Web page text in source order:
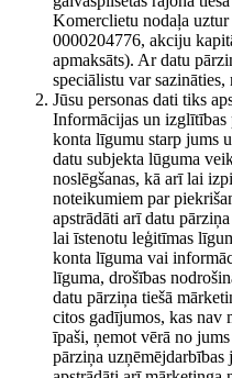
Komerclietu nodaļa
0000204776, akciju
apmaksāts). Ar datu
speciālistu var sazināties,
Jūsu personas dati tiks
Informācijas un
konta līgumu starp jums
datu subjekta lūguma
noslēgšanas, kā arī lai
noteikumiem par
apstrādāti arī datu
lai īstenotu leģitīmas
konta līguma vai
līguma, drošības
datu pārziņa tiešā
citos gadījumos, kas nav
īpaši, ņemot vērā no
pārziņa